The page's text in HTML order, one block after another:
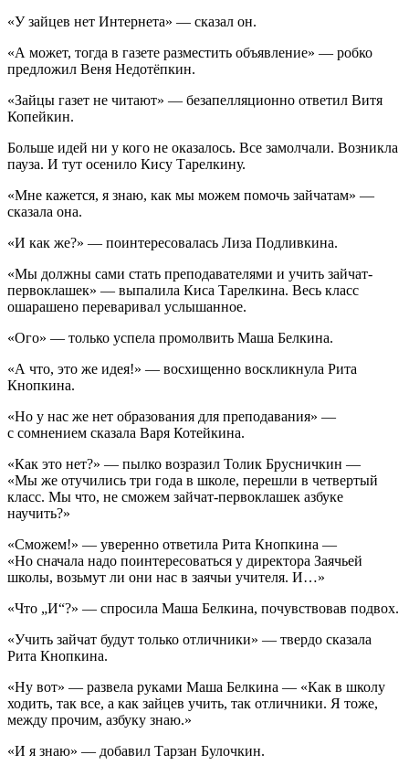
«У зайцев нет Интернета» — сказал он.
«А может, тогда в газете разместить объявление» — робко
предложил Веня Недотёпкин.
«Зайцы газет не читают» — безапелляционно ответил Витя
Копейкин.
Больше идей ни у кого не оказалось. Все замолчали. Возникла
пауза. И тут осенило Кису Тарелкину.
«Мне кажется, я знаю, как мы можем помочь зайчатам» —
сказала она.
«И как же?» — поинтересовалась Лиза Подливкина.
«Мы должны сами стать преподавателями и учить зайчат-
первоклашек» — выпалила Киса Тарелкина. Весь класс
ошарашено переваривал услышанное.
«Ого» — только успела промолвить Маша Белкина.
«А что, это же идея!» — восхищенно воскликнула Рита
Кнопкина.
«Но у нас же нет образования для преподавания» —
с сомнением сказала Варя Котейкина.
«Как это нет?» — пылко возразил Толик Брусничкин —
«Мы же отучились три года в школе, перешли в четвертый
класс. Мы что, не сможем зайчат-первоклашек азбуке
научить?»
«Сможем!» — уверенно ответила Рита Кнопкина —
«Но сначала надо поинтересоваться у директора Заячьей
школы, возьмут ли они нас в заячьи учителя. И…»
«Что „И“?» — спросила Маша Белкина, почувствовав подвох.
«Учить зайчат будут только отличники» — твердо сказала
Рита Кнопкина.
«Ну вот» — развела руками Маша Белкина — «Как в школу
ходить, так все, а как зайцев учить, так отличники. Я тоже,
между прочим, азбуку знаю.»
«И я знаю» — добавил Тарзан Булочкин.